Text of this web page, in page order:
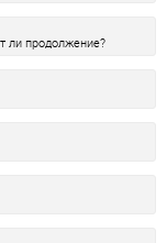
ли продолжение?